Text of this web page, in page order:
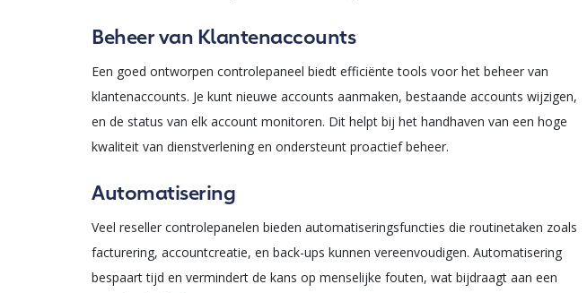
Beheer van Klantenaccounts
Een goed ontworpen controlepaneel biedt efficiënte tools voor het beheer van
klantenaccounts. Je kunt nieuwe accounts aanmaken, bestaande accounts wijzigen,
en de status van elk account monitoren. Dit helpt bij het handhaven van een hoge
kwaliteit van dienstverlening en ondersteunt proactief beheer.
Automatisering
Veel reseller controlepanelen bieden automatiseringsfuncties die routinetaken zoals
facturering, accountcreatie, en back-ups kunnen vereenvoudigen. Automatisering
bespaart tijd en vermindert de kans op menselijke fouten, wat bijdraagt aan een